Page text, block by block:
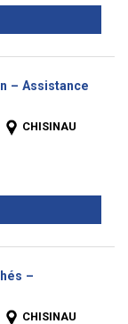
– Assistance
CHISINAU
–
CHISINAU